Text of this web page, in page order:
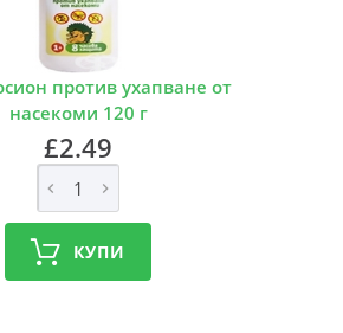
против ухапване от
насекоми 120 г
£2.49
КУПИ